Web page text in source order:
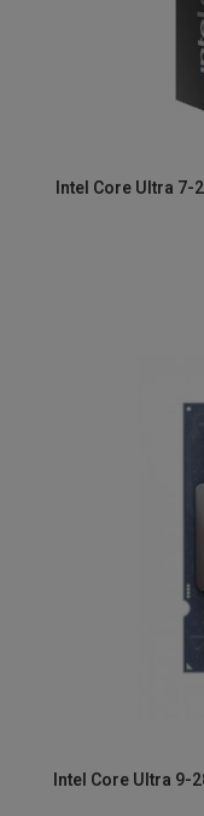
Intel Core Ultra 7-
Intel Core Ultra 9-